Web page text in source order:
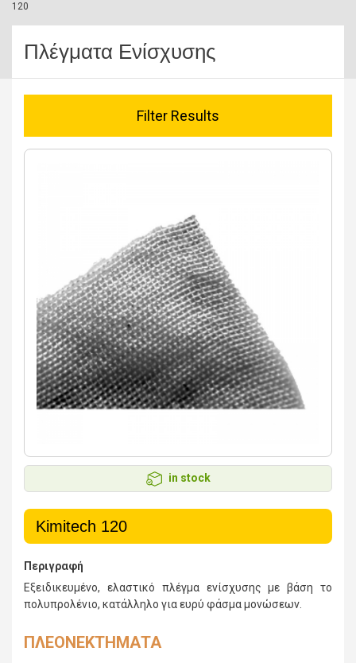
120
Πλέγματα Ενίσχυσης
Filter Results
in stock
Kimitech 120
Περιγραφή
Εξειδικευμένο, ελαστικό πλέγμα ενίσχυσης με βάση το
πολυπρολένιο, κατάλληλο για ευρύ φάσμα μονώσεων.
ΠΛΕΟΝΕΚΤΗΜΑΤΑ